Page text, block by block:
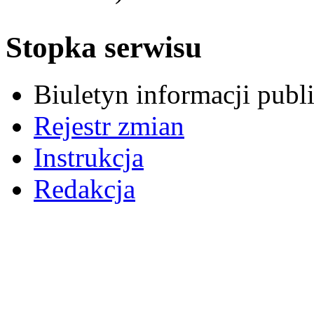
Stopka serwisu
Biuletyn informacji
Rejestr zmian
Instrukcja
Redakcja